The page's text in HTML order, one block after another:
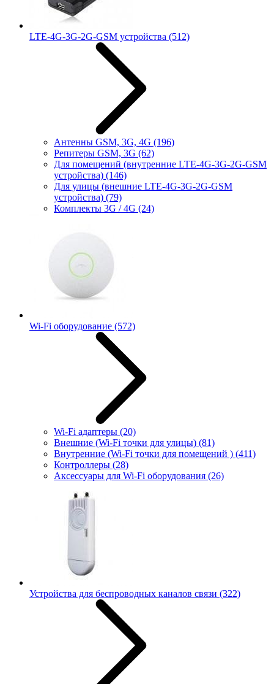
LTE-4G-3G-2G-GSM устройства (512)
Антенны GSM, 3G, 4G (196)
Репитеры GSM, 3G (62)
Для помещений (внутренние LTE-4G-3G-2G-GSM
устройства) (146)
Для улицы (внешние LTE-4G-3G-2G-GSM
устройства) (79)
Комплекты 3G / 4G (24)
Wi-Fi оборудование (572)
Wi-Fi адаптеры (20)
Внешние (Wi-Fi точки для улицы) (81)
Внутренние (Wi-Fi точки для помещений ) (411)
Контроллеры (28)
Аксессуары для Wi-Fi оборудования (26)
Устройства для беспроводных каналов связи (322)